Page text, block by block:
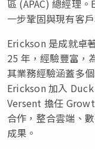
區 (APAC) 總經理
一步鞏固與現有客
Erickson 是成就卓
25 年，經驗豐富，
其業務經驗涵蓋多
Erickson 加入
Versent 擔任
合作，整合雲端、
成果。